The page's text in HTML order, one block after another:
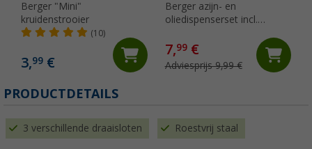
Berger "Mini"
kruidenstrooier
(10)
3,99 €
Berger azijn- en
oliedispenserset incl.
7,99€
Adviesprijs 9,99 €
PRODUCTDETAILS
3 verschillende draaisloten Roestvrij staal